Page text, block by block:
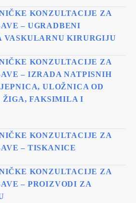
KONZULTACIJE ZA
– UGRADBENI
VASKULARNU KIRURGIJU
KONZULTACIJE ZA
– IZRADA NATPISNIH
ULOŽNICA OD
ŽIGA, FAKSIMILA I
KONZULTACIJE ZA
– TISKANICE
KONZULTACIJE ZA
– PROIZVODI ZA